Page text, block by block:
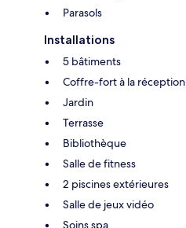
Parasols
Installations
5 bâtiments
Coffre-fort à la réception
Jardin
Terrasse
Bibliothèque
Salle de fitness
2 piscines extérieures
Salle de jeux vidéo
Soins spa